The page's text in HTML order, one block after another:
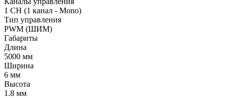
1 CH (1 канал - Mono)
Тип управления
PWM (ШИМ)
Габариты
Длина
5000 мм
Ширина
6 мм
Высота
1.8 мм